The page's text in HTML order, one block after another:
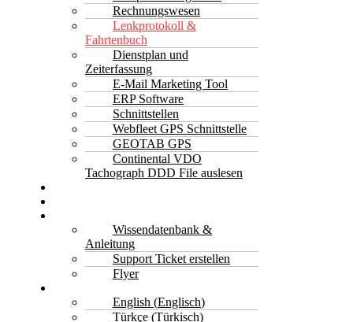
Rechnungswesen
Lenkprotokoll &
Fahrtenbuch
Dienstplan und
Zeiterfassung
E-Mail Marketing Tool
ERP Software
Schnittstellen
Webfleet GPS Schnittstelle
GEOTAB GPS
Continental VDO
Tachograph DDD File auslesen
Wissendatenbank &
Anleitung
Support Ticket erstellen
Flyer
English (Englisch)
Türkçe (Türkisch)